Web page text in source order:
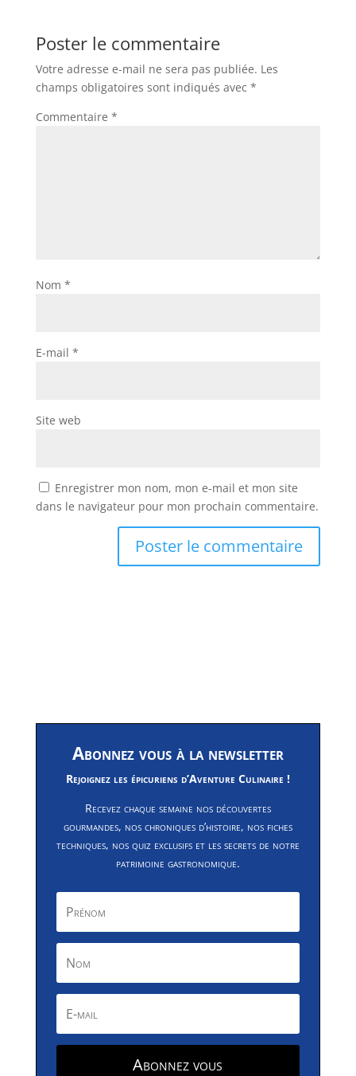
Poster le commentaire
Votre adresse e-mail ne sera pas publiée. Les
champs obligatoires sont indiqués avec *
Commentaire *
Nom *
E-mail *
Site web
Enregistrer mon nom, mon e-mail et mon site
dans le navigateur pour mon prochain commentaire.
Abonnez vous à la newsletter
Rejoignez les épicuriens d’Aventure Culinaire !
Recevez chaque semaine nos découvertes
gourmandes, nos chroniques d’histoire, nos fiches
techniques, nos quiz exclusifs et les secrets de notre
patrimoine gastronomique.
Abonnez vous